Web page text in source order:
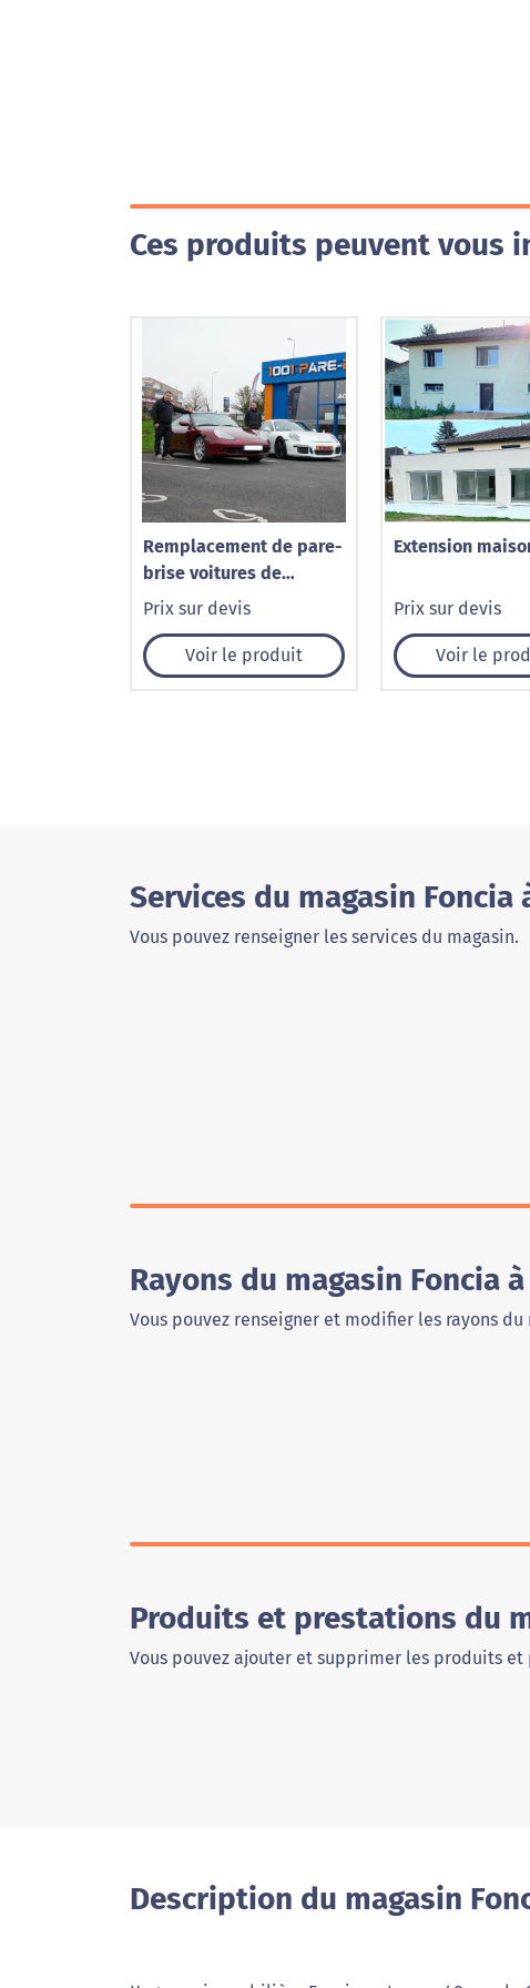
Ces produits peuvent vous
Remplacement de pare-
brise voitures de
prestige et sportives à
Prix sur devis
Voir le produit
Extension
Prix sur devis
Voir le
Services du magasin Foncia
Vous pouvez renseigner les services du magasin.
Rayons du magasin Foncia
Vous pouvez renseigner et modifier les rayons du
Produits et prestations du
Vous pouvez ajouter et supprimer les produits
Description du magasin